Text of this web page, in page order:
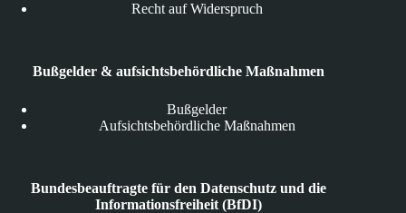
Recht auf Widerspruch
Bußgelder & aufsichtsbehördliche Maßnahmen
Bußgelder
Aufsichtsbehördliche Maßnahmen
Bundesbeauftragte für den Datenschutz und die
Informationsfreiheit (BfDI)